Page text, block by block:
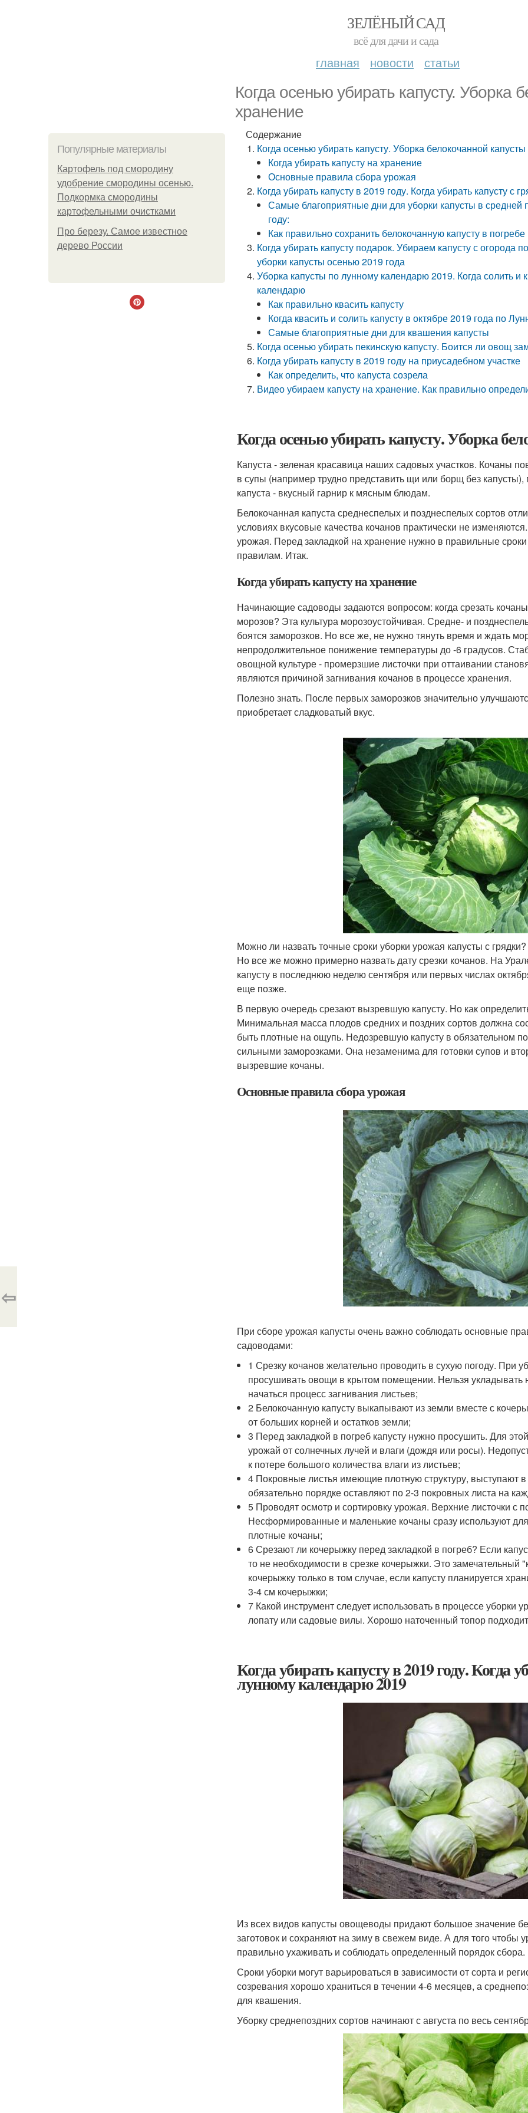
ЗЕЛЁНЫЙ САД
всё для дачи и сада
главная новости статьи
Когда осенью убирать капусту. Уборка
хранение
Популярные материалы
Картофель под смородину
удобрение смородины осенью.
Подкормка смородины
картофельными очистками
Про березу. Самое известное
дерево России
Содержание
Когда осенью убирать капусту. Уборка белокочанной
Когда убирать капусту на хранение
Основные правила сбора урожая
Когда убирать капусту в 2019 году. Когда убирать капусту с
Самые благоприятные дни для уборки капусты в
году:
Как правильно сохранить белокочанную капусту в погребе
Когда убирать капусту подарок. Убираем капусту с
уборки капусты осенью 2019 года
Уборка капусты по лунному календарю 2019. Когда солить и
календарю
Как правильно квасить капусту
Когда квасить и солить капусту в октябре 2019 года по
Самые благоприятные дни для квашения капусты
Когда осенью убирать пекинскую капусту. Боится ли овощ
Когда убирать капусту в 2019 году на приусадебном участке
Как определить, что капуста созрела
Видео убираем капусту на хранение. Как правильно
Когда осенью убирать капусту. Уборка
Капуста - зеленая красавица наших садовых участков. Кочаны
в супы (например трудно представить щи или борщ без
капуста - вкусный гарнир к мясным блюдам.
Белокочанная капуста среднеспелых и позднеспелых сортов
условиях вкусовые качества кочанов практически не
урожая. Перед закладкой на хранение нужно в правильные
правилам. Итак.
Когда убирать капусту на хранение
Начинающие садоводы задаются вопросом: когда срезать
морозов? Эта культура морозоустойчивая. Средне- и
боятся заморозков. Но все же, не нужно тянуть время и ждать
непродолжительное понижение температуры до -6 градусов.
овощной культуре - промерзшие листочки при оттаивании
являются причиной загнивания кочанов в процессе хранения.
Полезно знать. После первых заморозков значительно
приобретает сладковатый вкус.
Можно ли назвать точные сроки уборки урожая капусты с
Но все же можно примерно назвать дату срезки кочанов. На
капусту в последнюю неделю сентября или первых числах
еще позже.
В первую очередь срезают вызревшую капусту. Но как
Минимальная масса плодов средних и поздних сортов должна
быть плотные на ощупь. Недозревшую капусту в обязательном
сильными заморозками. Она незаменима для готовки супов и
вызревшие кочаны.
Основные правила сбора урожая
При сборе урожая капусты очень важно соблюдать основные
садоводами:
1 Срезку кочанов желательно проводить в сухую погоду. При
просушивать овощи в крытом помещении. Нельзя
начаться процесс загнивания листьев;
2 Белокочанную капусту выкапывают из земли вместе с
от больших корней и остатков земли;
3 Перед закладкой в погреб капусту нужно просушить. Для
урожай от солнечных лучей и влаги (дождя или росы).
к потере большого количества влаги из листьев;
4 Покровные листья имеющие плотную структуру, выступают
обязательно порядке оставляют по 2-3 покровных листа на
5 Проводят осмотр и сортировку урожая. Верхние листочки с
Несформированные и маленькие кочаны сразу используют
плотные кочаны;
6 Срезают ли кочерыжку перед закладкой в погреб? Если
то не необходимости в срезке кочерыжки. Это
кочерыжку только в том случае, если капусту планируется
3-4 см кочерыжки;
7 Какой инструмент следует использовать в процессе
лопату или садовые вилы. Хорошо наточенный топор
Когда убирать капусту в 2019 году. Когда
лунному календарю 2019
Из всех видов капусты овощеводы придают большое значение
заготовок и сохраняют на зиму в свежем виде. А для того чтобы
правильно ухаживать и соблюдать определенный порядок сбора.
Сроки уборки могут варьироваться в зависимости от сорта и
созревания хорошо храниться в течении 4-6 месяцев, а
для квашения.
Уборку среднепоздних сортов начинают с августа по весь
⇦